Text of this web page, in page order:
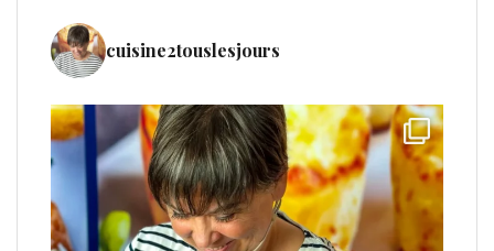
cuisine2touslesjours